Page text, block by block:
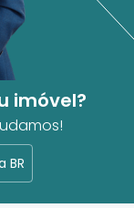
imóvel?
BR